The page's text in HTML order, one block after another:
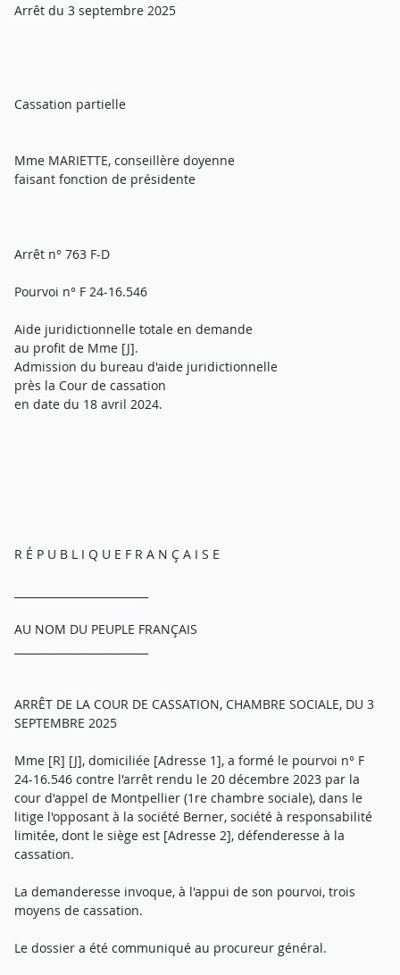
Arrêt du 3 septembre 2025
Cassation partielle
Mme MARIETTE, conseillère doyenne
faisant fonction de présidente
Arrêt n° 763 F-D
Pourvoi n° F 24-16.546
Aide juridictionnelle totale en demande
au profit de Mme [J].
Admission du bureau d'aide juridictionnelle
près la Cour de cassation
en date du 18 avril 2024.
R É P U B L I Q U E F R A N Ç A I S E
AU NOM DU PEUPLE FRANÇAIS
ARRÊT DE LA COUR DE CASSATION, CHAMBRE SOCIALE, DU 3
SEPTEMBRE 2025
Mme [R] [J], domiciliée [Adresse 1], a formé le pourvoi n° F
24-16.546 contre l'arrêt rendu le 20 décembre 2023 par la
cour d'appel de Montpellier (1re chambre sociale), dans le
litige l'opposant à la société Berner, société à responsabilité
limitée, dont le siège est [Adresse 2], défenderesse à la
cassation.
La demanderesse invoque, à l'appui de son pourvoi, trois
moyens de cassation.
Le dossier a été communiqué au procureur général.